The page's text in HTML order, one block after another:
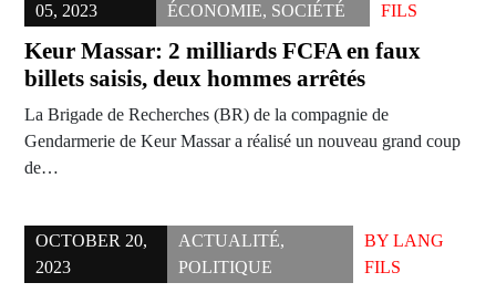
05, 2023
ÉCONOMIE, SOCIÉTÉ
FILS
Keur Massar: 2 milliards FCFA en faux
billets saisis, deux hommes arrêtés
La Brigade de Recherches (BR) de la compagnie de
Gendarmerie de Keur Massar a réalisé un nouveau grand coup
de…
OCTOBER 20,
2023
ACTUALITÉ,
POLITIQUE
BY LANG
FILS